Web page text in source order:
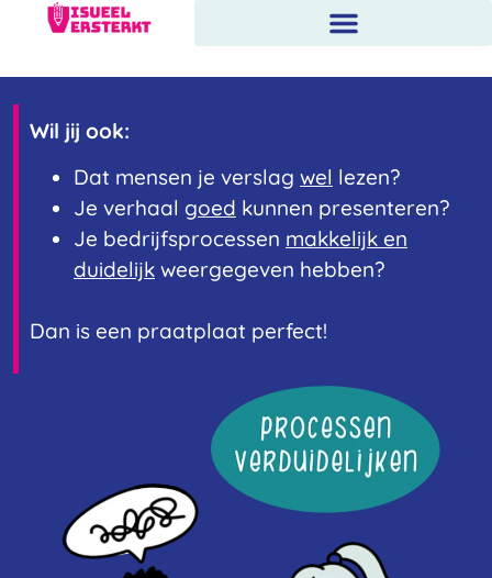
Wil jij ook:
Dat mensen je verslag wel lezen?
Je verhaal goed kunnen presenteren?
Je bedrijfsprocessen makkelijk en
duidelijk weergegeven hebben?
Dan is een praatplaat perfect!